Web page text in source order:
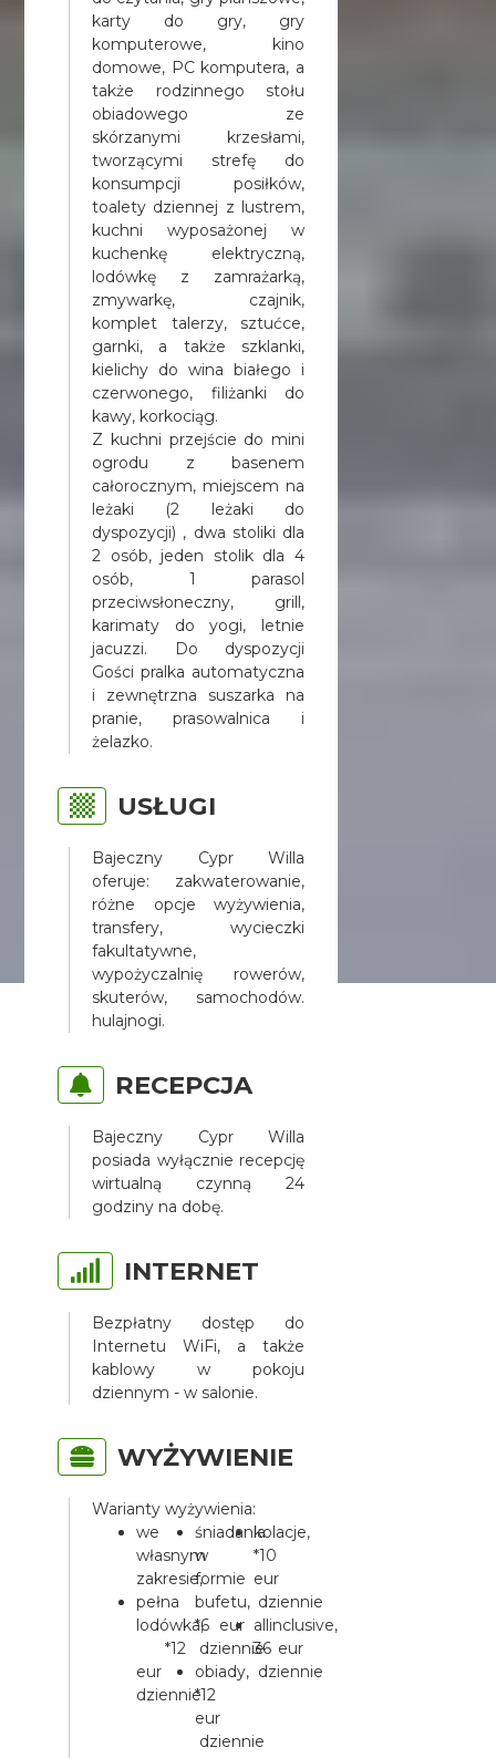
karty do gry, gry
komputerowe, kino
domowe, PC komputera, a
także rodzinnego stołu
obiadowego ze
skórzanymi krzesłami,
tworzącymi strefę do
konsumpcji posiłków,
toalety dziennej z lustrem,
kuchni wyposażonej w
kuchenkę elektryczną,
lodówkę z zamrażarką,
zmywarkę, czajnik,
komplet talerzy, sztućce,
garnki, a także szklanki,
kielichy do wina białego i
czerwonego, filiżanki do
kawy, korkociąg.
Z kuchni przejście do mini
ogrodu z basenem
całorocznym, miejscem na
leżaki (2 leżaki do
dyspozycji) , dwa stoliki dla
2 osób, jeden stolik dla 4
osób, 1 parasol
przeciwsłoneczny, grill,
karimaty do yogi, letnie
jacuzzi. Do dyspozycji
Gości pralka automatyczna
i zewnętrzna suszarka na
pranie, prasowalnica i
żelazko.
USŁUGI
Bajeczny Cypr Willa
oferuje: zakwaterowanie,
różne opcje wyżywienia,
transfery, wycieczki
fakultatywne,
wypożyczalnię rowerów,
skuterów, samochodów.
hulajnogi.
RECEPCJA
Bajeczny Cypr Willa
posiada wyłącznie recepcję
wirtualną czynną 24
godziny na dobę.
INTERNET
Bezpłatny dostęp do
Internetu WiFi, a także
kablowy w pokoju
dziennym - w salonie.
WYŻYWIENIE
Warianty wyżywienia:
we
własnym
zakresie,
pełna
lodówka,
*12
eur
dziennie
śniadania
w
formie
bufetu,
*6 eur
dziennie
obiady,
*12
eur
dziennie
kolacje,
*10
eur
dziennie
allinclusive,
36 eur
dziennie